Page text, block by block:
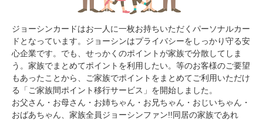
ジョーシンカードはお一人に一枚お持ちいただくパーソナルカー
ドとなっています。ジョーシンはプライバシーをしっかり守る安
心企業です。でも、せっかくのポイントが家族で分散してしま
う。家族でまとめてポイントを利用したい。等のお客様のご要望
もあったことから、ご家族でポイントをまとめてご利用いただけ
る「ご家族間ポイント移行サービス」を開始しました。
お父さん・お母さん・お姉ちゃん・お兄ちゃん・おじいちゃん・
おばあちゃん、家族全員ジョーシンファン!!同居の家族であれ